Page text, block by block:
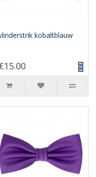
kobaltblauw